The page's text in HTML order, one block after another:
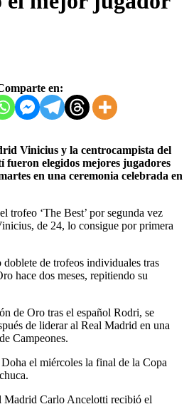
en:
elegidos mejores jugadores
en una ceremonia celebrada en
trofeo ‘The Best’ por segunda vez
de 24, lo consigue por primera
de trofeos individuales tras
hace dos meses, repitiendo su
de Oro tras el español Rodri, se
de liderar al Real Madrid en una
Campeones.
el miércoles la final de la Copa
Madrid Carlo Ancelotti recibió el